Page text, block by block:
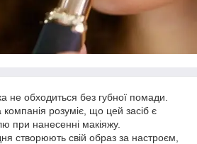
не обходиться без губної помади.
компанія розуміє, що цей засіб є
при нанесенні макіяжу.
створюють свій образ за настроєм,